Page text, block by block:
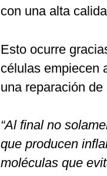
con una alta
Esto ocurre
células empiecen
una reparación
“Al final no
que producen
moléculas que